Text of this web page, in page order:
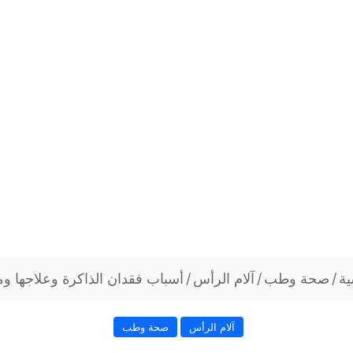
/ صحة وطب / آلام الرأس / أسباب فقدان الذاكرة وعلاجها
آلام الرأس صحة وطب